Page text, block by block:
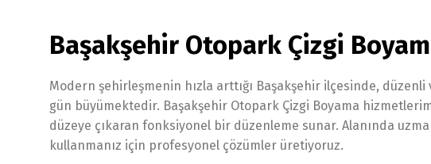
Başakşehir Otopark Çizgi
Modern şehirleşmenin hızla arttığı Başakşehir ilçesinde,
gün büyümektedir. Başakşehir Otopark Çizgi Boyama
düzeye çıkaran fonksiyonel bir düzenleme sunar. Alanında
kullanmanız için profesyonel çözümler üretiyoruz.